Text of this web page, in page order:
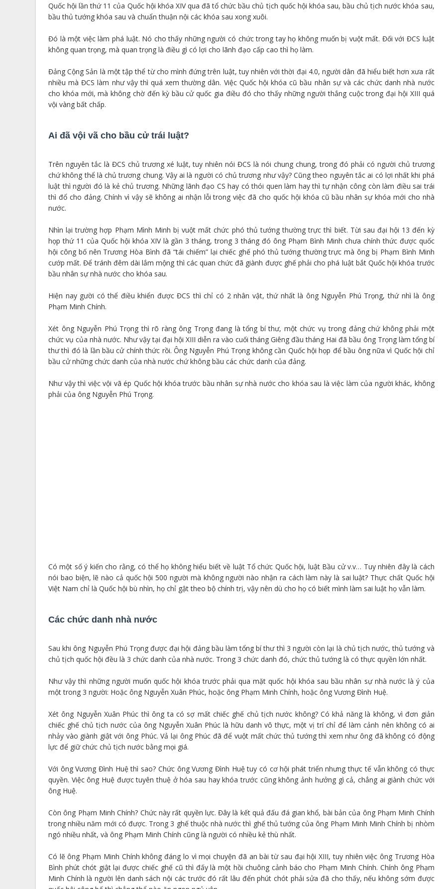
Quốc hội lần thứ 11 của Quốc hội khóa XIV qua đã tổ chức bầu chủ tịch quốc hội khóa sau, bầu chủ tịch nước khóa sau,
bầu thủ tướng khóa sau và chuẩn thuận nội các khóa sau xong xuôi.
Đó là một việc làm phá luật. Nó cho thấy những người có chức trong tay họ không muốn bị vuột mất. Đối với ĐCS luật
không quan trọng, mà quan trọng là điều gì có lợi cho lãnh đạo cấp cao thì họ làm.
Đảng Cộng Sản là một tập thể từ cho mình đứng trên luật, tuy nhiên với thời đại 4.0, người dân đã hiểu biết hơn xưa rất
nhiều mà ĐCS làm như vậy thì quá xem thường dân. Việc Quốc hội khóa cũ bầu nhân sự và các chức danh nhà nước
cho khóa mới, mà không chờ đến kỳ bầu cử quốc gia điều đó cho thấy những người thắng cuộc trong đại hội XIII quá
vội vàng bất chấp.
Ai đã vội vã cho bầu cử trái luật?
Trên nguyên tắc là ĐCS chủ trương xé luật, tuy nhiên nói ĐCS là nói chung chung, trong đó phải có người chủ trương
chứ không thể là chủ trương chung. Vậy ai là người có chủ trương như vậy? Cũng theo nguyên tắc ai có lợi nhất khi phá
luật thì người đó là kẻ chủ trương. Những lãnh đạo CS hay có thói quen làm hay thì tự nhận công còn làm điều sai trái
thì đổ cho đảng. Chính vì vậy sẽ không ai nhận lỗi trong việc đã cho quốc hội khóa cũ bầu nhân sự khóa mới cho nhà
nước.
Nhìn lại trường hợp Phạm Mình Minh bị vuột mất chức phó thủ tướng thường trực thì biết. Từi sau đại hội 13 đến kỳ
họp thứ 11 của Quốc hội khóa XIV là gần 3 tháng, trong 3 tháng đó ông Phạm Bình Minh chưa chính thức được quốc
hội công bố nên Trương Hòa Bình đã “tái chiếm” lại chiếc ghế phó thủ tướng thường trực mà ông bị Phạm Bình Minh
cướp mất. Để tránh đêm dài lắm mộng thì các quan chức đã giành được ghế phải cho phá luật bắt Quốc hội khóa trước
bầu nhân sự nhà nước cho khóa sau.
Hiện nay gười có thể điều khiển được ĐCS thì chỉ có 2 nhân vật, thứ nhất là ông Nguyễn Phú Trọng, thứ nhì là ông
Phạm Minh Chính.
Xét ông Nguyễn Phú Trọng thì rõ ràng ông Trọng đang là tổng bí thư, một chức vụ trong đảng chứ không phải một
chức vụ của nhà nước. Như vậy tại đại hội XIII diễn ra vào cuối tháng Giêng đầu tháng Hai đã bầu ông Trọng làm tổng bí
thư thì đó là lần bầu cử chính thức rồi. Ông Nguyễn Phú Trọng không cần Quốc hội họp để bầu ông nữa vì Quốc hội chỉ
bầu cử những chức danh của nhà nước chứ không bầu các chức danh của đảng.
Như vậy thì việc vội vã ép Quốc hội khóa trước bầu nhân sự nhà nước cho khóa sau là việc làm của người khác, không
phải của ông Nguyễn Phú Trọng.
Có một số ý kiến cho rằng, có thể họ không hiểu biết về luật Tổ chức Quốc hội, luật Bầu cử v.v… Tuy nhiên đây là cách
nói bao biện, lẽ nào cả quốc hội 500 người mà không người nào nhận ra cách làm này là sai luật? Thực chất Quốc hội
Việt Nam chỉ là Quốc hội bù nhìn, họ chỉ gật theo bộ chính trị, vậy nên dù cho họ có biết mình làm sai luật họ vẫn làm.
Các chức danh nhà nước
Sau khi ông Nguyễn Phú Trọng được đại hội đảng bầu làm tổng bí thư thì 3 người còn lại là chủ tịch nước, thủ tướng và
chủ tịch quốc hội đều là 3 chức danh của nhà nước. Trong 3 chức danh đó, chức thủ tướng là có thực quyền lớn nhất.
Như vậy thì những người muốn quốc hội khóa trước phải qua mặt quốc hội khóa sau bầu nhân sự nhà nước là ý của
một trong 3 người: Hoặc ông Nguyễn Xuân Phúc, hoặc ông Phạm Minh Chính, hoặc ông Vương Đình Huệ.
Xét ông Nguyễn Xuân Phúc thì ông ta có sợ mất chiếc ghế chủ tịch nước không? Có khả năng là không, vì đơn giản
chiếc ghế chủ tịch nước của ông Nguyễn Xuân Phúc là hữu danh vô thực, một vị trí chỉ để làm cảnh nên không có ai
nhảy vào giành giật với ông Phúc. Vả lại ông Phúc đã để vuột mất chức thủ tướng thì xem như ông đã không có động
lực để giữ chức chủ tịch nước bằng mọi giá.
Với ông Vương Đình Huệ thì sao? Chức ông Vương Đình Huệ tuy có cơ hội phát triển nhưng thực tế vẫn không có thực
quyền. Việc ông Huệ được tuyên thuệ ở hóa sau hay khóa trước cũng không ảnh hưởng gì cả, chẳng ai giành chức với
ông Huệ.
Còn ông Phạm Minh Chính? Chức này rất quyền lực. Đây là kết quả đấu đá gian khổ, bài bản của ông Phạm Minh Chính
trong nhiều năm mới có được. Trong 3 ghế thuộc nhà nước thì ghế thủ tướng của ông Phạm Minh Minh Chính bị nhòm
ngó nhiều nhất, và ông Phạm Minh Chính cũng là người có nhiều kẻ thù nhất.
Có lẽ ông Phạm Minh Chính không đáng lo vì mọi chuyện đã an bài từ sau đại hội XIII, tuy nhiên việc ông Trương Hòa
Bình phút chót giật lại được chiếc ghế cũ thì đấy là một hồi chuông cảnh báo cho Phạm Minh Chính. Chính ông Phạm
Minh Chính là người lên danh sách nội các trước đó rất lâu đến phút chót phải sửa đã cho thấy, nếu không sớm được